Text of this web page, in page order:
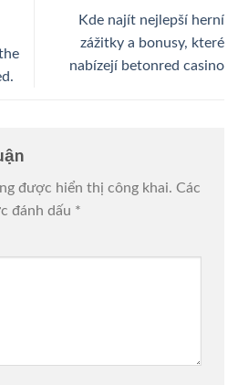
Kde najít nejlepší herní
zážitky a bonusy, které
nabízejí betonred casino
được hiển thị công khai. Các
đánh dấu *